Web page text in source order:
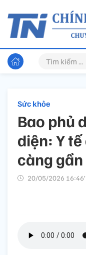
Sức khỏe
Bao phủ
diện: Y
càng
20/05/2026 16:46’